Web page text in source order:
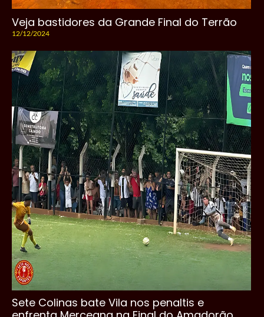
Veja bastidores da Grande Final do Terrão
12/12/2024
Sete Colinas bate Vila nos penaltis e